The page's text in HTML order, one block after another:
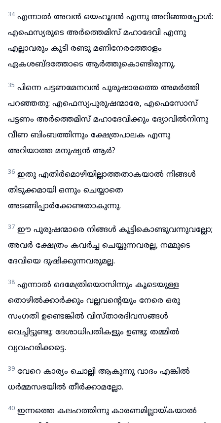
34 എന്നാൽ അവൻ യെഹൂദൻ എന്നു അറിഞ്ഞപ്പോൾ:
എഫെസ്യരുടെ അർത്തെമിസ് മഹാദേവി എന്നു
എല്ലാവരും കൂടി രണ്ടു മണിനേരത്തോളം
ഏകശബ്ദത്തോടെ ആർത്തുകൊണ്ടിരുന്നു.
35 പിന്നെ പട്ടണമേനവൻ പുരുഷാരത്തെ അമർത്തി
പറഞ്ഞതു: എഫെസ്യപുരുഷന്മാരേ, എഫെസോസ്
പട്ടണം അർത്തെമിസ് മഹാദേവിക്കും ദ്യോവിൽനിന്നു
വീണ ബിംബത്തിന്നും ക്ഷേത്രപാലക എന്നു
അറിയാത്ത മനുഷ്യൻ ആർ?
36 ഇതു എതിർമൊഴിയില്ലാത്തതാകയാൽ നിങ്ങൾ
തിടുക്കമായി ഒന്നും ചെയ്യാതെ
അടങ്ങിപ്പാർക്കേണ്ടതാകുന്നു.
37 ഈ പുരുഷന്മാരെ നിങ്ങൾ കൂട്ടികൊണ്ടുവന്നുവല്ലോ;
അവർ ക്ഷേത്രം കവർച്ച ചെയ്യുന്നവരല്ല, നമ്മുടെ
ദേവിയെ ദുഷിക്കുന്നവരുമല്ല.
38 എന്നാൽ ദെമേത്രിയൊസിന്നും കൂടെയുള്ള
തൊഴിൽക്കാർക്കും വല്ലവന്റെയും നേരെ ഒരു
സംഗതി ഉണ്ടെങ്കിൽ വിസ്താരദിവസങ്ങൾ
വെച്ചിട്ടുണ്ടു; ദേശാധിപതികളും ഉണ്ടു; തമ്മിൽ
വ്യവഹരിക്കട്ടെ.
39 വേറെ കാര്യം ചൊല്ലി ആകുന്നു വാദം എങ്കിൽ
ധർമ്മസഭയിൽ തീർക്കാമല്ലോ.
40 ഇന്നത്തെ കലഹത്തിന്നു കാരണമില്ലായ്കയാൽ